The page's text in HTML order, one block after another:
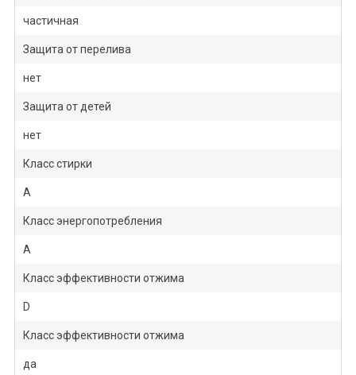
частичная
Защита от перелива
нет
Защита от детей
нет
Класс стирки
A
Класс энергопотребления
A
Класс эффективности отжима
D
Класс эффективности отжима
да